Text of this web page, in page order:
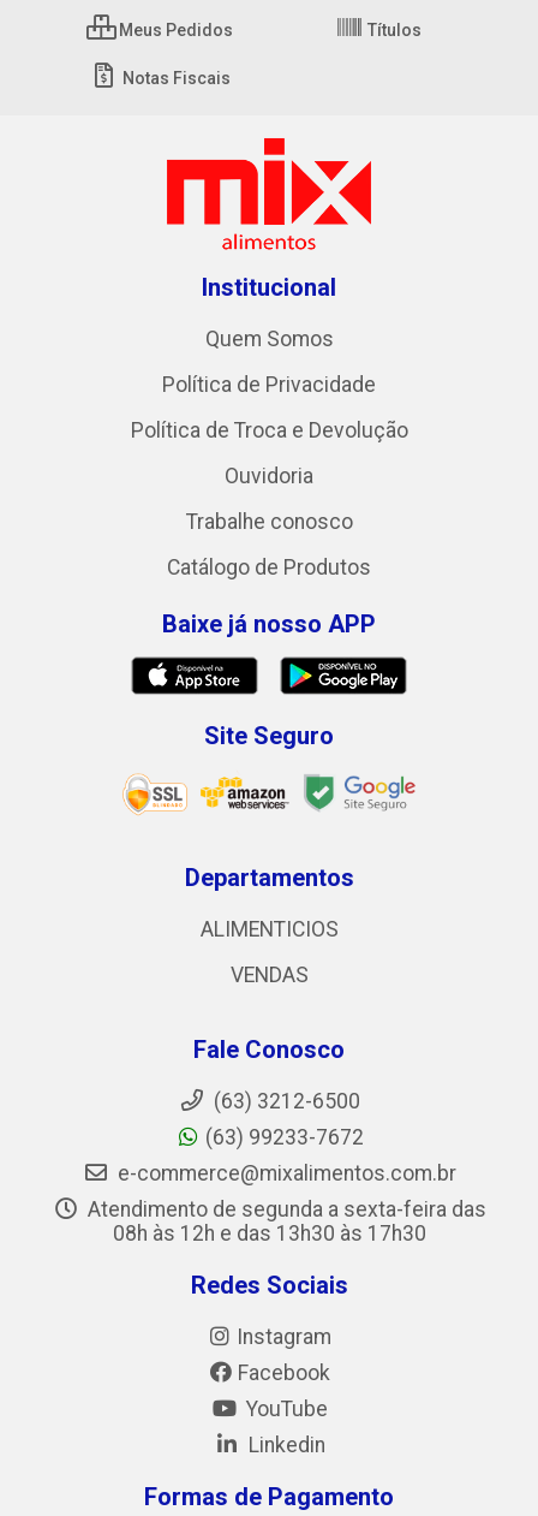
Meus Pedidos Títulos
Notas Fiscais
Institucional
Quem Somos
Política de Privacidade
Política de Troca e Devolução
Ouvidoria
Trabalhe conosco
Catálogo de Produtos
Baixe já nosso APP
Site Seguro
Departamentos
ALIMENTICIOS
VENDAS
Fale Conosco
(63) 3212-6500
(63) 99233-7672
e-commerce@mixalimentos.com.br
Atendimento de segunda a sexta-feira das
08h às 12h e das 13h30 às 17h30
Redes Sociais
Instagram
Facebook
YouTube
Linkedin
Formas de Pagamento